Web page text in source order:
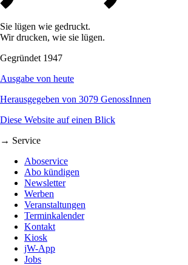
Sie lügen wie gedruckt.
Wir drucken, wie sie lügen.
Gegründet 1947
Ausgabe von heute
Herausgegeben von 3079 GenossInnen
Diese Website auf einen Blick
→ Service
Aboservice
Abo kündigen
Newsletter
Werben
Veranstaltungen
Terminkalender
Kontakt
Kiosk
jW-App
Jobs